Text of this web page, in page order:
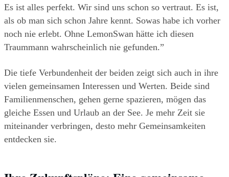
Es ist alles perfekt. Wir sind uns schon so vertraut. Es ist,
als ob man sich schon Jahre kennt. Sowas habe ich vorher
noch nie erlebt. Ohne LemonSwan hätte ich diesen
Traummann wahrscheinlich nie gefunden.”
Die tiefe Verbundenheit der beiden zeigt sich auch in ihre
vielen gemeinsamen Interessen und Werten. Beide sind
Familienmenschen, gehen gerne spazieren, mögen das
gleiche Essen und Urlaub an der See. Je mehr Zeit sie
miteinander verbringen, desto mehr Gemeinsamkeiten
entdecken sie.